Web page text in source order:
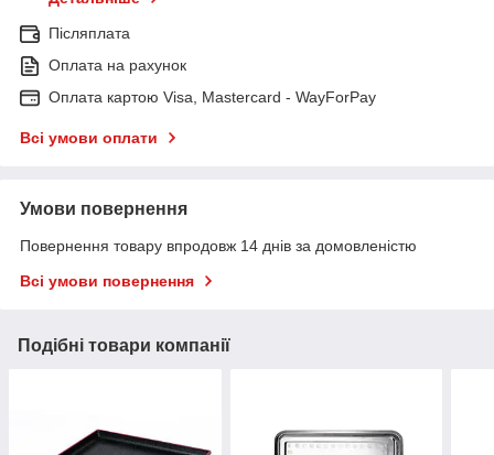
Післяплата
Оплата на рахунок
Оплата картою Visa, Mastercard - WayForPay
Всі умови оплати
Умови повернення
Повернення товару впродовж 14 днів за домовленістю
Всі умови повернення
Подібні товари компанії